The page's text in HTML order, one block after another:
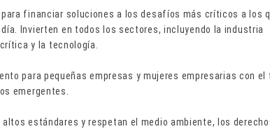
para financiar soluciones a los desafíos más críticos a los
Invierten en todos los sectores, incluyendo la industria
y la tecnología.
para pequeñas empresas y mujeres empresarias con el
emergentes.
altos estándares y respetan el medio ambiente, los